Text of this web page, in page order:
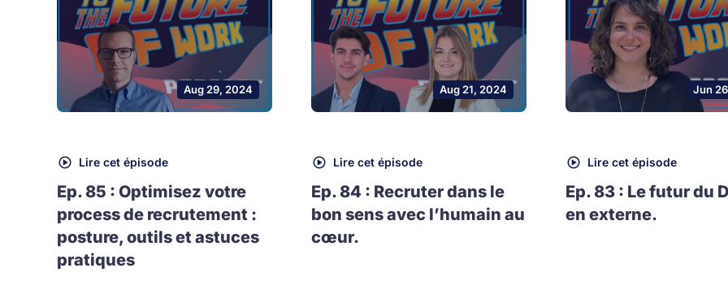
Aug 29, 2024
Lire cet épisode
Ep. 85 : Optimisez votre
process de recrutement :
posture, outils et astuces
pratiques
Aug 21, 2024
Lire cet épisode
Ep. 84 : Recruter dans le
bon sens avec l’humain au
cœur.
Jun
Lire cet épisode
Ep. 83 : Le futur du
en externe.